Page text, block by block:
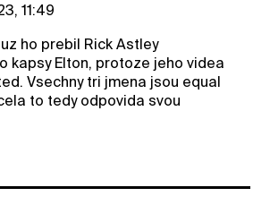
11:49
ho prebil Rick Astley
kapsy Elton, protoze jeho videa
Vsechny tri jmena jsou equal
to tedy odpovida svou